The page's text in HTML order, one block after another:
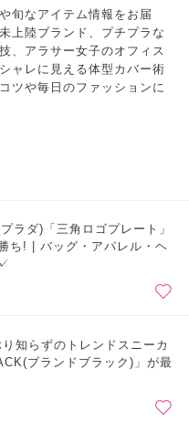
旬なアイテム情報をお届
上陸ブランド、プチプラな
、アラサー女子のオフィス
ャレに見える体型カバー術
ツや毎日のファッションに
ラダ)「三角ロゴプレート」
ち! | バッグ・アパレル・ヘ
知らずのトレンドスニーカ
ブランドブラック)」が最